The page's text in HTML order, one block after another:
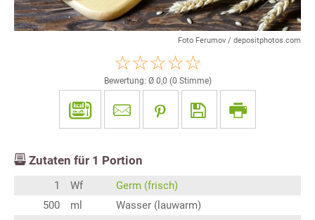
Foto Ferumov / depositphotos.com
Bewertung: Ø 0,0 (0 Stimme)
Zutaten für 1 Portion
1 Wf
Germ (frisch)
500
ml
Wasser (lauwarm)